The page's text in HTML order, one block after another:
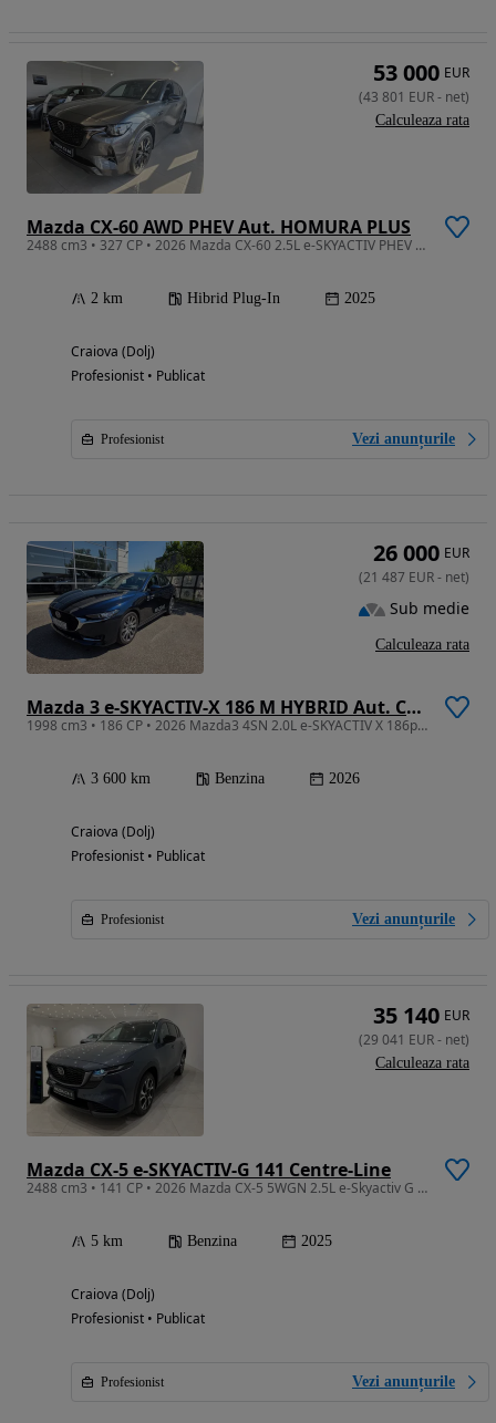
Mazda CX-60 AWD PHEV Aut. HOMURA PLUS
2488 cm3 • 327 CP • 2026 Mazda CX-60 2.5L e-SKYACTIV PHEV 327ps 8AT AWD Homura Plus BLOP
2 km Hibrid Plug-In 2025
Craiova (Dolj)
Profesionist • Publicat
Profesionist Vezi anunțurile
53 000 EUR
(43 801 EUR- net)
Calculeaza rata
Mazda 3 e-SKYACTIV-X 186 M HYBRID Aut. CENTRE-LINE
1998 cm3 • 186 CP • 2026 Mazda3 4SN 2.0L e-SKYACTIV X 186ps 6AT FWD Centre-line DASO
3 600 km Benzina 2026
Craiova (Dolj)
Profesionist • Publicat
Profesionist Vezi anunțurile
26 000 EUR
(21 487 EUR- net)
Sub medie
Calculeaza rata
Mazda CX-5 e-SKYACTIV-G 141 Centre-Line
2488 cm3 • 141 CP • 2026 Mazda CX-5 5WGN 2.5L e-Skyactiv G 141ps 6AT FWD Centre-Line
5 km Benzina 2025
Craiova (Dolj)
Profesionist • Publicat
Profesionist Vezi anunțurile
35 140 EUR
(29 041 EUR- net)
Calculeaza rata